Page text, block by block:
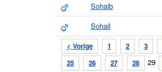
< Vorige 1 2 3
25
26 27 28 29
Sohaib
Sohail